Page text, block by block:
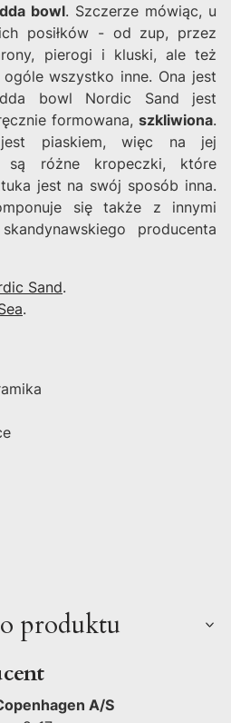
bowl. Szczerze mówiąc, u
posiłków - od zup, przez
pierogi i kluski, ale też
wszystko inne. Ona jest
bowl Nordic Sand jest
formowana, szkliwiona.
jest piaskiem, więc na jej
są różne kropeczki, które
jest na swój sposób inna.
się także z innymi
producenta
Sand.
.
produktu
A/S